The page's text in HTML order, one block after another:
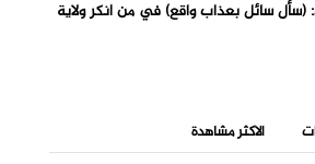
سائل بعذاب واقع) في من أنكر ولاية
الاكثر مشاهدة